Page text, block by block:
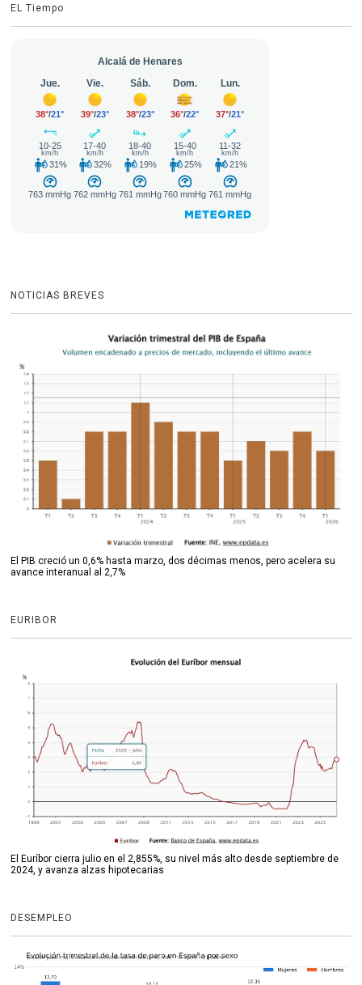
EL Tiempo
NOTICIAS BREVES
El PIB creció un 0,6% hasta marzo, dos décimas menos, pero acelera su
avance interanual al 2,7%
EURIBOR
El Euríbor cierra julio en el 2,855%, su nivel más alto desde septiembre de
2024, y avanza alzas hipotecarias
DESEMPLEO